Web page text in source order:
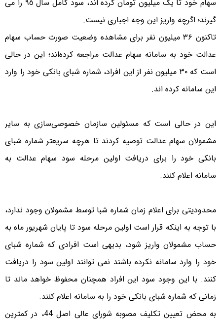
سهام خود تا یک میلیون تومان کرده اند، سود کامل سال ٩٥ را می
گیرند؛ اگرچه واریز این وجه اجباری نیست.
تاکنون ۳۶ میلیون نفر برای مشاهده وضعیت صورت حساب سهام
عدالت خود به سامانه سهام عدالت مراجعه کرده‌اند؛ این در حالی
است که ۳۰ میلیون نفر از این افراد، شماره شبای بانکی خود را وارد
این سامانه کرده اند.
این در حالی است که مسئولین سازمان خصوصی‌سازی به سایر
مشمولان سهام عدالت توصیه کردند تا هرچه سریعتر شماره شبای
بانکی خود را برای دریافت اولین مرحله سود سهام عدالت به
سامانه اعلام کنند.
محدودیتی برای اعلام زمان شماره شبا توسط مشمولان وجود ندارد،
با توجه به اینکه قرار است اولین مرحله سود تا پایان شهریور ماه به
حساب مشمولان واریز شود، بدیهی است افرادی که شماره شبای
خود را وارد سامانه نکرده باشند نمی توانند اولین سود را دریافت
کنند. با این وجود سود این افراد همچنان محفوظ خواهد ماند تا
زمانی که شماره شبای بانکی خود را به سامانه اعلام کنند.
به محض تعیین تکلیف مصوبه شورای عالی اصل 44، در کمترین